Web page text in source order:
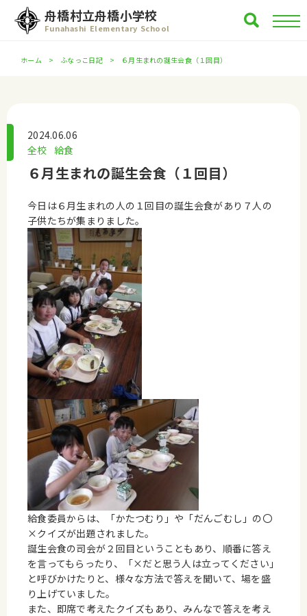
舟橋村立舟橋小学校
Funahashi Elementary School
ホーム ふなっこ日記 ６月生まれの誕生会食（１回目）
2024.06.06
全校 給食
６月生まれの誕生会食（１回目）
今日は６月生まれの人の１回目の誕生会食があり７人の
子供たちが集まりました。
給食委員からは、「かたつむり」や「だんごむし」の〇
×クイズが出題されました。
誕生会食の司会が２回目ということもあり、順番に答え
を言ってもらったり、「×だと思う人は立ってください」
と呼びかけたりと、様々な方法で答えを聞いて、場を盛
り上げていました。
また、即席で考えたクイズもあり、みんなで答えを考え